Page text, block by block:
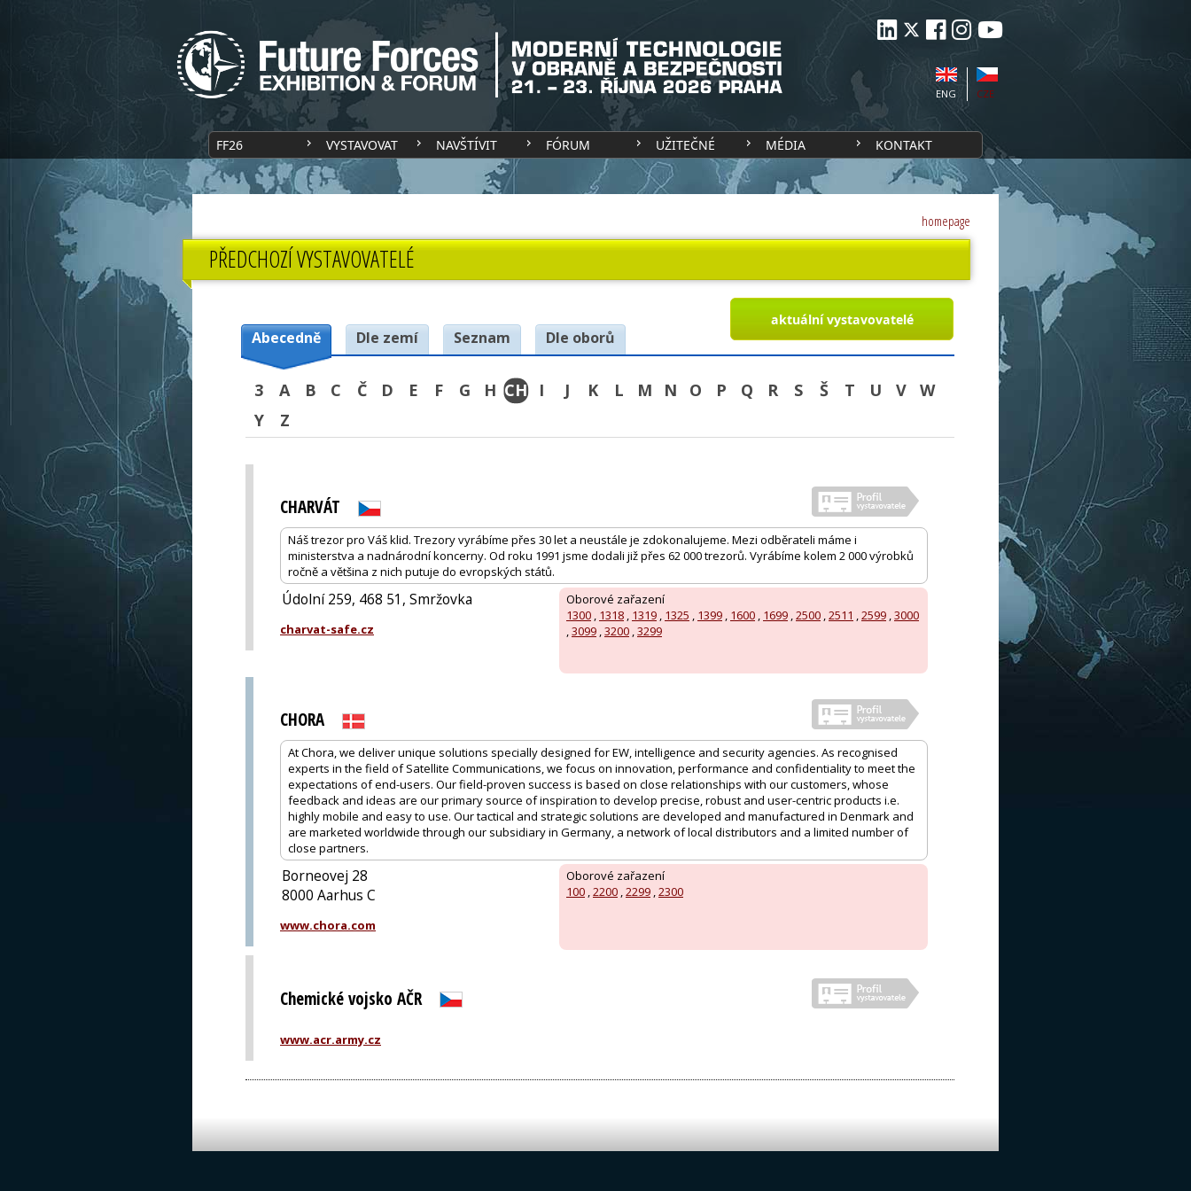
CZE
ENG
FF26 VYSTAVOVAT NAVŠTÍVIT FÓRUM UŽITEČNÉ MÉDIA KONTAKT
homepage
PŘEDCHOZÍ VYSTAVOVATELÉ
aktuální vystavovatelé
Abecedně Dle zemí Seznam Dle oborů
3 A B C Č D E F G H CH I J K L M N O P Q R S Š T U V
W
Y
Z
CHARVÁT
Náš trezor pro Váš klid. Trezory vyrábíme přes 30 let a neustále je zdokonalujeme. Mezi odběrateli máme i
ministerstva a nadnárodní koncerny. Od roku 1991 jsme dodali již přes 62 000 trezorů. Vyrábíme kolem 2 000 výrobků
ročně a většina z nich putuje do evropských států.
Oborové zařazení
1300 , 1318 , 1319 , 1325 , 1399 , 1600 , 1699 ,2500 ,2511 ,2599 ,3000
,3099 ,3200 ,3299
Údolní 259, 468 51, Smržovka
charvat-safe.cz
CHORA
At Chora, we deliver unique solutions specially designed for EW, intelligence and security agencies. As recognised
experts in the field of Satellite Communications, we focus on innovation, performance and confidentiality to meet the
expectations of end-users. Our field-proven success is based on close relationships with our customers, whose
feedback and ideas are our primary source of inspiration to develop precise, robust and user-centric products i.e.
highly mobile and easy to use. Our tactical and strategic solutions are developed and manufactured in Denmark and
are marketed worldwide through our subsidiary in Germany, a network of local distributors and a limited number of
close partners.
Oborové zařazení
100 ,2200 ,2299 ,2300
Borneovej 28
8000 Aarhus C
www.chora.com
Chemické vojsko AČR
www.acr.army.cz